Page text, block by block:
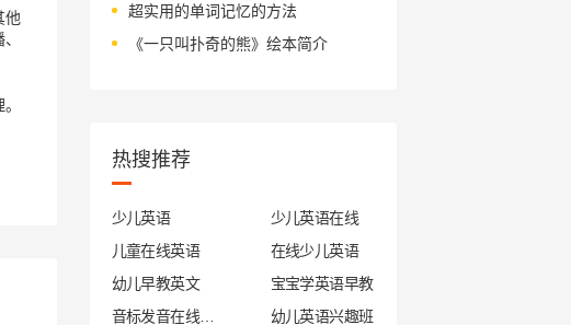
他
超实用的单词记忆的方法
《一只叫扑奇的熊》绘本简介
热搜推荐
少儿英语
少儿英语在线
儿童在线英语
在线少儿英语
幼儿早教英文
宝宝学英语早教
幼儿英语兴趣班